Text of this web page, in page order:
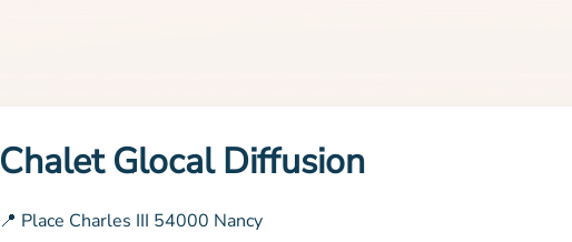
Chalet Glocal Diffusion
📍 Place Charles III 54000 Nancy